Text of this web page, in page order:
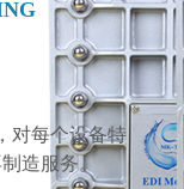
对每个设备特
造服务。